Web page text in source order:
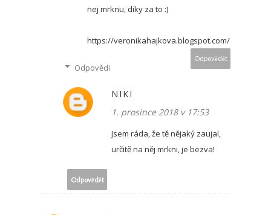
nej mrknu, diky za to :)
https://veronikahajkova.blogspot.com/
Odpovědět
Odpovědi
NIKI
1. prosince 2018 v 17:53
Jsem ráda, že tě nějaký zaujal,
určitě na něj mrkni, je bezva!
Odpovědět